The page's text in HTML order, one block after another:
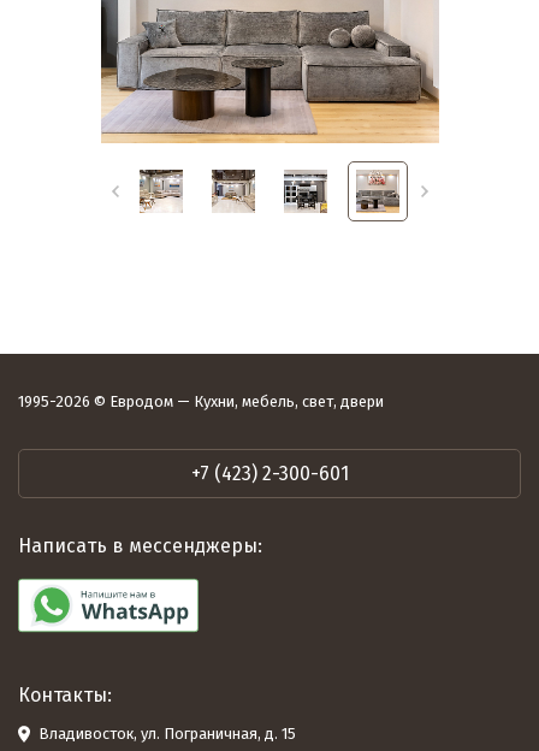
1995-2026 © Евродом — Кухни, мебель, свет, двери
+7 (423) 2-300-601
Написать в мессенджеры:
Контакты:
Владивосток, ул. Пограничная, д. 15